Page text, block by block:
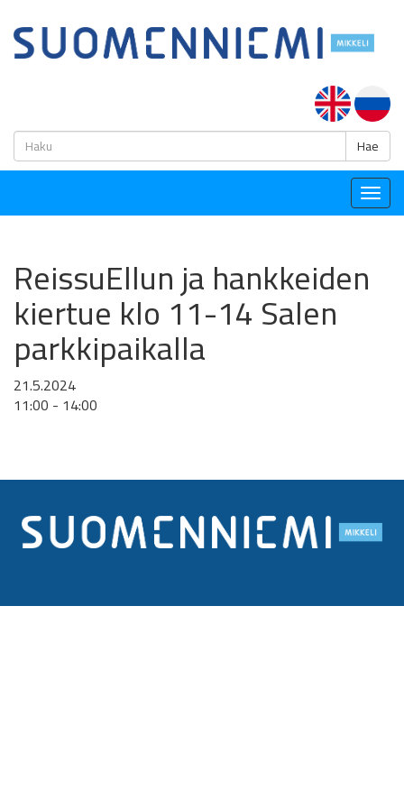
Hae
ReissuEllun ja hankkeiden
kiertue klo 11-14 Salen
parkkipaikalla
21.5.2024
11:00 - 14:00